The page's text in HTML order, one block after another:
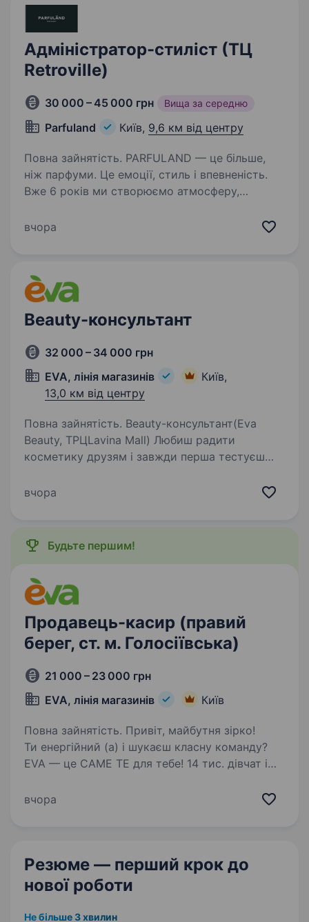
Адміністратор-стиліст (ТЦ
Retroville)
30 000 – 45 000 грн Вища за середню
Parfuland Київ, 9,6 км від центру
Повна зайнятість. PARFULAND — це більше,
ніж парфуми. Це емоції, стиль і впевненість.
Вже 6 років ми створюємо атмосферу,
та натхнення. Ми працюємо тільки
вчора
Beauty-консультант
32 000 – 34 000 грн
EVA, лінія магазинів
Київ,
13,0 км від центру
Повна зайнятість. Beauty-консультант(Eva
Beauty, ТРЦLavina Mall) Любиш радити
косметику друзям і завжди перша тестуєш
Ми шукаємо консультанта з краси high-level
вчора
Будьте першим!
Продавець-касир (правий
берег, ст. м. Голосіївська)
21 000 – 23 000 грн
EVA, лінія магазинів
Київ
Повна зайнятість. Привіт, майбутня зірко!
Ти енергійний (а) і шукаєш класну команду?
EVA — це САМЕ ТЕ для тебе! 14 тис. дівчат і
Ми шукаємо продавця-касира, що готовий (а)
вчора
Резюме — перший крок до
нової роботи
Не більше 3 хвилин